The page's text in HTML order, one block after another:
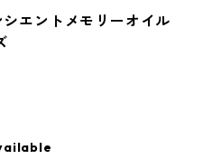
シエントメモリーオイル